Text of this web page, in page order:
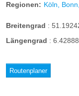
Regionen: Köln,
Breitengrad :
Längengrad :
Routenplaner